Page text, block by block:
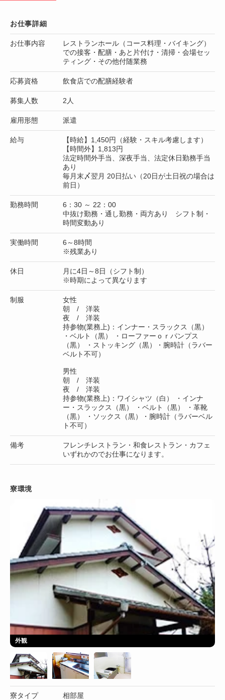
お仕事詳細
お仕事内容
レストランホール（コース料理・バイキング）
での接客・配膳・あと片付け・清掃・会場セッ
ティング・その他付随業務
応募資格 飲食店での配膳経験者
募集人数 2人
雇用形態 派遣
給与
【時給】1,450円（経験・スキル考慮します）
【時間外】1,813円
法定時間外手当、深夜手当、法定休日勤務手当
あり
毎月末〆翌月 20日払い（20日が土日祝の場合は
前日）
勤務時間
6：30 ～ 22：00
中抜け勤務・通し勤務・両方あり シフト制・
時間変動あり
実働時間
6～8時間
※残業あり
休日
月に4日～8日（シフト制）
※時期によって異なります
制服
女性
朝 / 洋装
夜 / 洋装
持参物(業務上)：インナー・スラックス（黒）
・ベルト（黒） ・ローファーｏｒパンプス
（黒） ・ストッキング（黒）・腕時計（ラバー
ベルト不可）
男性
朝 / 洋装
夜 / 洋装
持参物(業務上)：ワイシャツ（白） ・インナ
ー・スラックス（黒） ・ベルト（黒） ・革靴
（黒） ・ソックス（黒）・腕時計（ラバーベル
ト不可）
備考
フレンチレストラン・和食レストラン・カフェ
いずれかのでお仕事になります。
寮環境
外観
寮タイプ 相部屋